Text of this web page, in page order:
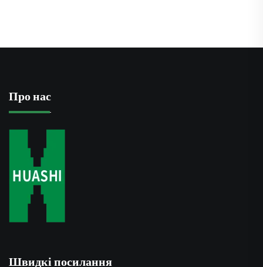
Про нас
Швидкі посилання